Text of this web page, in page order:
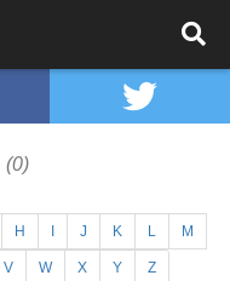
(0)
H J K L M
V W X Y Z